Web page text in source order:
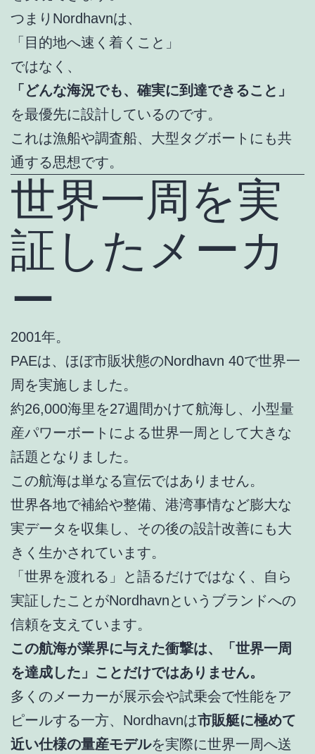
つまりNordhavnは、
「目的地へ速く着くこと」
ではなく、
「どんな海況でも、確実に到達できること」
を最優先に設計しているのです。
これは漁船や調査船、大型タグボートにも共
通する思想です。
世界一周を実
証したメーカ
ー
2001年。
PAEは、ほぼ市販状態のNordhavn 40で世界一
周を実施しました。
約26,000海里を27週間かけて航海し、小型量
産パワーボートによる世界一周として大きな
話題となりました。
この航海は単なる宣伝ではありません。
世界各地で補給や整備、港湾事情など膨大な
実データを収集し、その後の設計改善にも大
きく生かされています。
「世界を渡れる」と語るだけではなく、自ら
実証したことがNordhavnというブランドへの
信頼を支えています。
この航海が業界に与えた衝撃は、「世界一周
を達成した」ことだけではありません。
多くのメーカーが展示会や試乗会で性能をア
ピールする一方、Nordhavnは市販艇に極めて
近い仕様の量産モデルを実際に世界一周へ送